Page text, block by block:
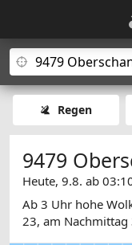
Regen
9479
Heute, 9.8. ab
Ab 3 Uhr hohe
23, am Nachmittag